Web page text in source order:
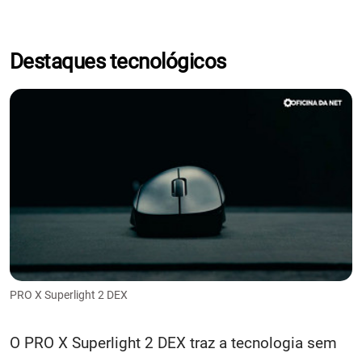
Destaques tecnológicos
PRO X Superlight 2 DEX
O PRO X Superlight 2 DEX traz a tecnologia sem